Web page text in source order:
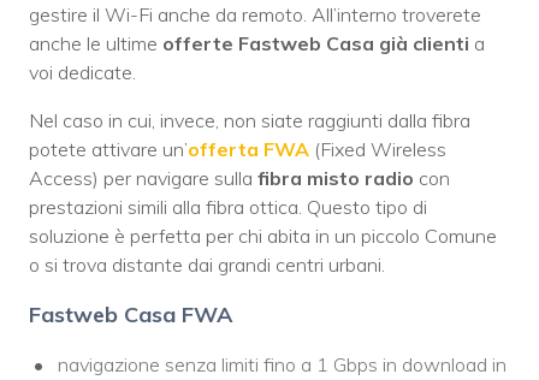
gestire il Wi-Fi anche da remoto. All’interno troverete
anche le ultime offerte Fastweb Casa già clienti a
voi dedicate.
Nel caso in cui, invece, non siate raggiunti dalla fibra
potete attivare un’offerta FWA (Fixed Wireless
Access) per navigare sulla fibra misto radio con
prestazioni simili alla fibra ottica. Questo tipo di
soluzione è perfetta per chi abita in un piccolo Comune
o si trova distante dai grandi centri urbani.
Fastweb Casa FWA
navigazione senza limiti fino a 1 Gbps in download in